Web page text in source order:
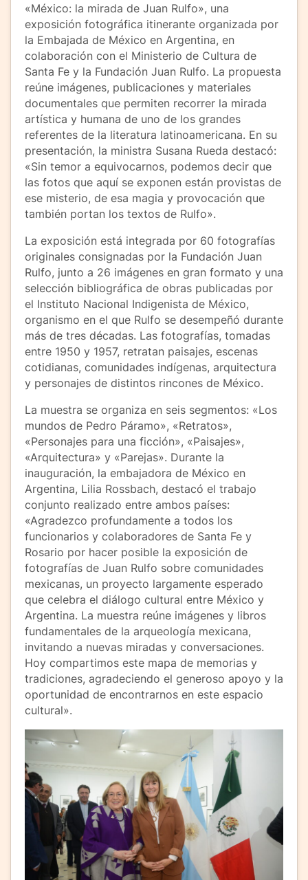
«México: la mirada de Juan Rulfo», una
exposición fotográfica itinerante organizada por
la Embajada de México en Argentina, en
colaboración con el Ministerio de Cultura de
Santa Fe y la Fundación Juan Rulfo. La propuesta
reúne imágenes, publicaciones y materiales
documentales que permiten recorrer la mirada
artística y humana de uno de los grandes
referentes de la literatura latinoamericana. En su
presentación, la ministra Susana Rueda destacó:
«Sin temor a equivocarnos, podemos decir que
las fotos que aquí se exponen están provistas de
ese misterio, de esa magia y provocación que
también portan los textos de Rulfo».
La exposición está integrada por 60 fotografías
originales consignadas por la Fundación Juan
Rulfo, junto a 26 imágenes en gran formato y una
selección bibliográfica de obras publicadas por
el Instituto Nacional Indigenista de México,
organismo en el que Rulfo se desempeñó durante
más de tres décadas. Las fotografías, tomadas
entre 1950 y 1957, retratan paisajes, escenas
cotidianas, comunidades indígenas, arquitectura
y personajes de distintos rincones de México.
La muestra se organiza en seis segmentos: «Los
mundos de Pedro Páramo», «Retratos»,
«Personajes para una ficción», «Paisajes»,
«Arquitectura» y «Parejas». Durante la
inauguración, la embajadora de México en
Argentina, Lilia Rossbach, destacó el trabajo
conjunto realizado entre ambos países:
«Agradezco profundamente a todos los
funcionarios y colaboradores de Santa Fe y
Rosario por hacer posible la exposición de
fotografías de Juan Rulfo sobre comunidades
mexicanas, un proyecto largamente esperado
que celebra el diálogo cultural entre México y
Argentina. La muestra reúne imágenes y libros
fundamentales de la arqueología mexicana,
invitando a nuevas miradas y conversaciones.
Hoy compartimos este mapa de memorias y
tradiciones, agradeciendo el generoso apoyo y la
oportunidad de encontrarnos en este espacio
cultural».